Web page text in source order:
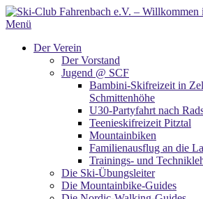
Zum
Inhalt
Menü
Der Verein
Der Vorstand
Jugend @ SCF
Bambini-Skifreizeit in
Schmittenhöhe
U30-Partyfahrt nach
Teenieskifreizeit Pitztal
Mountainbiken
Familienausflug an die
Trainings- und
Die Ski-Übungsleiter
Die Mountainbike-Guides